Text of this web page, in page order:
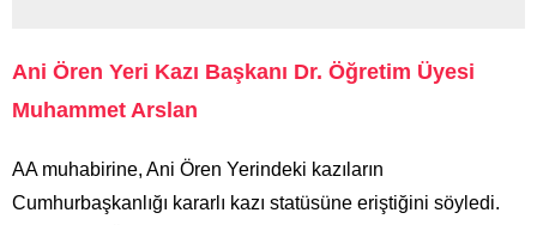
Ani Ören Yeri Kazı Başkanı Dr. Öğretim Üyesi
Muhammet Arslan
AA muhabirine, Ani Ören Yerindeki kazıların
Cumhurbaşkanlığı kararlı kazı statüsüne eriştiğini söyledi.